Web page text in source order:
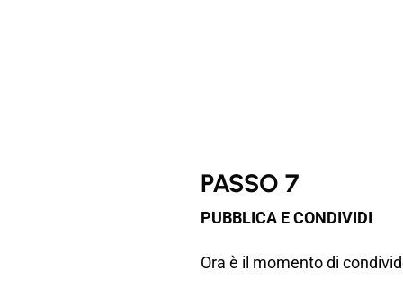
PASSO 7
PUBBLICA E CONDIVIDI
Ora è il momento di